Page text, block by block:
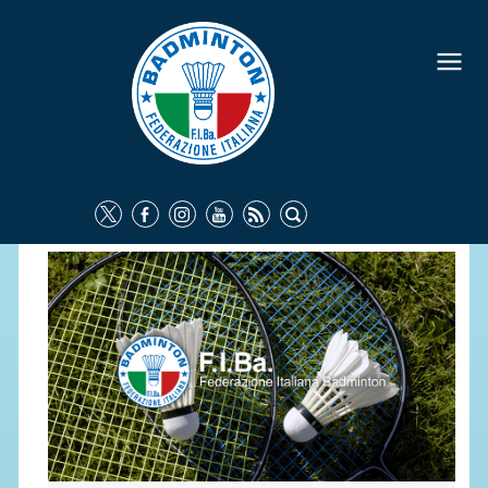
FEDERAZIONE
IDENTITÀ
COMMISSIONI FEDERALI
ORGANI TERRITORIALI
SOCIETÀ SPORTIVE
CARTE FEDERALI
ATTI UFFICIALI
TUTELA DELLA SALUTE -
ANTIDOPING
COMUNICAZIONE E MARKETING